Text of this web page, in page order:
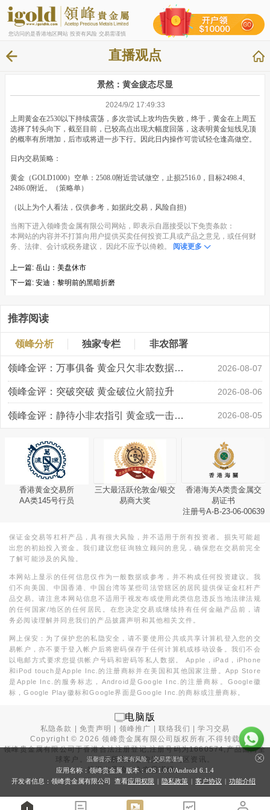
您访问的是香港地区网站 投资有风险 交易需谨慎
直播观点
景然：黄金疲态尽显
2024/9/2 17:49:33
上周黄金在2530以下持续震荡，多次尝试上攻均告失败，终于，黄金在上周五
选择了转头向下，截至目前，已较高点出现大幅度回落，这表明黄金短线见顶
的概率有所增加，后市或将进一步下行。因此日内操作可尝试轻仓逢高做空。
日内交易策略：
黄金（GOLD1000）空单：2508.0附近尝试做空，止损2516.0，目标2498.4、
2486.0附近。（策略单）
（以上为个人看法，仅供参考，如据此交易，风险自担)
当阁下进入领峰贵金属有限公司网站，即表示自愿接受以下免责条款：
本网站的内容并不打算向用户提供买卖任何投资工具或产品之意见，或任何财
务、法律、会计或税务建议， 因此不应予以倚赖。
阅读更多
上一篇: 岳山：美盘休市
下一篇: 安迪：黎明前的黑暗折磨
推荐阅读
领峰分析 独家专栏 非农部署
领峰金评：万事俱备 黄金只欠非农数据“东风” 2026-08-07
领峰金评：突破突破 黄金破位火箭拉升 2026-08-06
领峰金评：静待小非农指引 黄金或一击破局 2026-08-05
香港黄金交易所
AA类145号行员
三大最活跃伦敦金/银交
易商大奖
香港海关A类贵金属交
易证书
注册号A-B-23-06-00639
保证金交易等杠杆产品，具有很大风险，并不适用于所有投资者。损失可能超
出您的初始投入资金。我们建议您征询独立顾问的意见，确保您在交易前完全
了解可能涉及的风险。
本网站上显示的任何信息仅作为一般数据或参考，并不构成任何投资建议。我
们不向美国、中国香港、中国台湾等某些司法管辖区的居民提供保证金杠杆产
品交易。请注意本网站信息不适用于视发布或使用此类信息违反当地法律法规
的任何国家/地区的任何居民。在您决定交易或继续持有任何金融产品前，请
务必阅读理解并同意我们的产品披露声明和其他相关文件。
网上保安：为了保护您的私隐安全，请不要使用公共或共享计算机登入您的交
易帐户，亦不要于登入帐户后将密码保存于任何计算机或移动设备。我们不会
以电邮方式要求您提供帐户号码和密码等私人数据。 Apple，iPad，iPhone
和iPod touch是Apple Inc.的注册商标并在美国和其他国家注册。App Store
是Apple Inc.的服务标志，Android是Google Inc.的注册商标。Google徽
标，Google Play徽标和Google界面是Google Inc.的商标或注册商标。
电脑版
私隐条款 |免责声明 领峰推广 |联络我们 |学习交易
Copyright ©2026 领峰贵金属有限公司版权所有,不得转载
领峰贵金属有限公司于香港合法注册登记,注册号码为1660574,产品面向全
球客户。本站内所有内容均为香港地区资讯。
投资有风险，入市需谨慎。
温馨提示：投资有风险，交易需谨慎
应用名称：领峰贵金属 版本：iOS 1.0.0/Android 6.1.4
开发者信息：领峰贵金属有限公司 查看应用权限 | 隐私政策 | 客户协议 | 功能介绍